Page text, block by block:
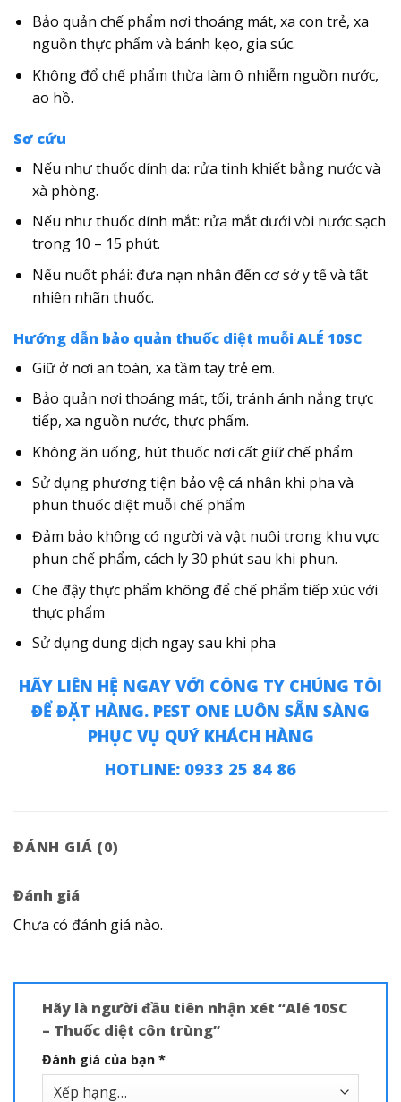
Bảo quản chế phẩm nơi thoáng mát, xa con trẻ, xa
nguồn thực phẩm và bánh kẹo, gia súc.
Không đổ chế phẩm thừa làm ô nhiễm nguồn nước,
ao hồ.
Sơ cứu
Nếu như thuốc dính da: rửa tinh khiết bằng nước và
xà phòng.
Nếu như thuốc dính mắt: rửa mắt dưới vòi nước sạch
trong 10 – 15 phút.
Nếu nuốt phải: đưa nạn nhân đến cơ sở y tế và tất
nhiên nhãn thuốc.
Hướng dẫn bảo quản thuốc diệt muỗi ALÉ 10SC
Giữ ở nơi an toàn, xa tầm tay trẻ em.
Bảo quản nơi thoáng mát, tối, tránh ánh nắng trực
tiếp, xa nguồn nước, thực phẩm.
Không ăn uống, hút thuốc nơi cất giữ chế phẩm
Sử dụng phương tiện bảo vệ cá nhân khi pha và
phun thuốc diệt muỗi chế phẩm
Đảm bảo không có người và vật nuôi trong khu vực
phun chế phẩm, cách ly 30 phút sau khi phun.
Che đậy thực phẩm không để chế phẩm tiếp xúc với
thực phẩm
Sử dụng dung dịch ngay sau khi pha
HÃY LIÊN HỆ NGAY VỚI CÔNG TY CHÚNG TÔI
ĐỂ ĐẶT HÀNG. PEST ONE LUÔN SẴN SÀNG
PHỤC VỤ QUÝ KHÁCH HÀNG
HOTLINE: 0933 25 84 86
ĐÁNH GIÁ (0)
Đánh giá
Chưa có đánh giá nào.
Hãy là người đầu tiên nhận xét “Alé 10SC
– Thuốc diệt côn trùng”
Đánh giá của bạn *